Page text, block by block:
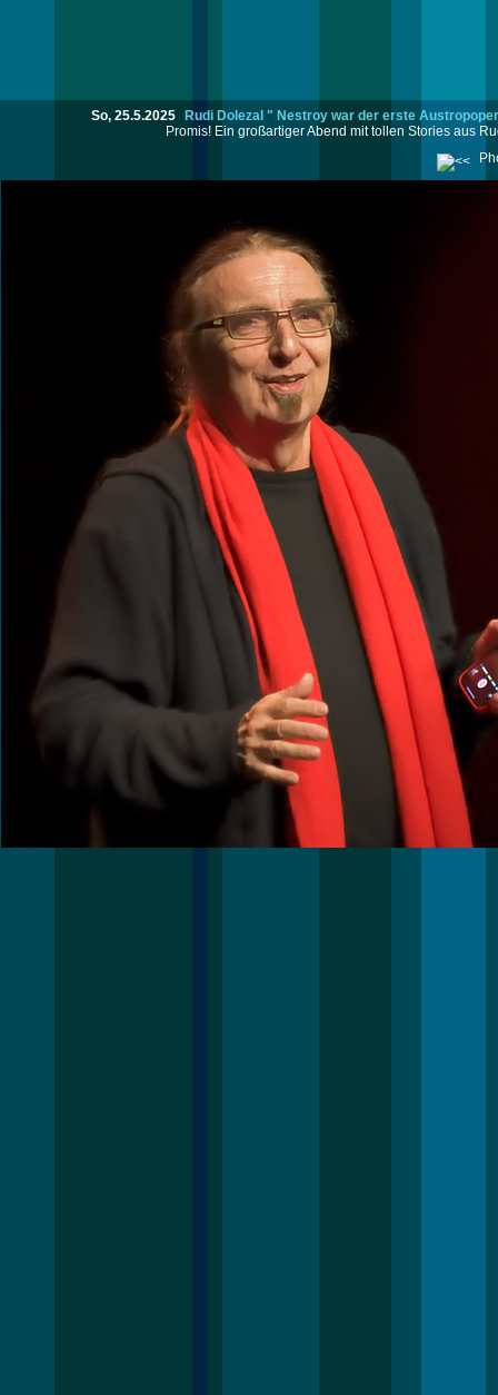
So, 25.5.2025
Rudi Dolezal " Nestroy war der erste
Promis! Ein großartiger Abend mit tollen Stories aus